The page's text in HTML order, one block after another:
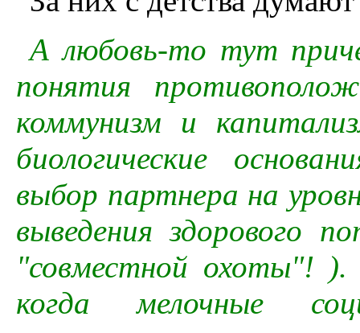
А любовь-то тут
понятия
коммунизм и
биологические
выбор партнера на
выведения здорового
"совместной охоты"! ).
когда мелочные